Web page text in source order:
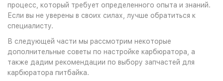
процесс, который требует определенного опыта и знаний.
Если вы не уверены в своих силах, лучше обратиться к
специалисту.
В следующей части мы рассмотрим некоторые
дополнительные советы по настройке карбюратора, а
также дадим рекомендации по выбору запчастей для
карбюратора питбайка.